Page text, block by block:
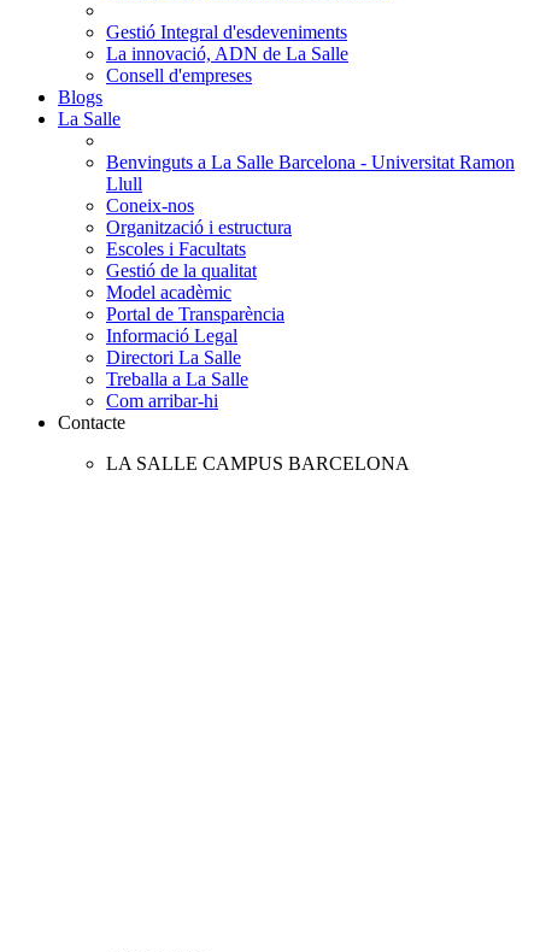
Gestió Integral d'esdeveniments
La innovació, ADN de La Salle
Consell d'empreses
Blogs
La Salle
Benvinguts a La Salle Barcelona - Universitat Ramon
Llull
Coneix-nos
Organització i estructura
Escoles i Facultats
Gestió de la qualitat
Model acadèmic
Portal de Transparència
Informació Legal
Directori La Salle
Treballa a La Salle
Com arribar-hi
Contacte
LA SALLE CAMPUS BARCELONA